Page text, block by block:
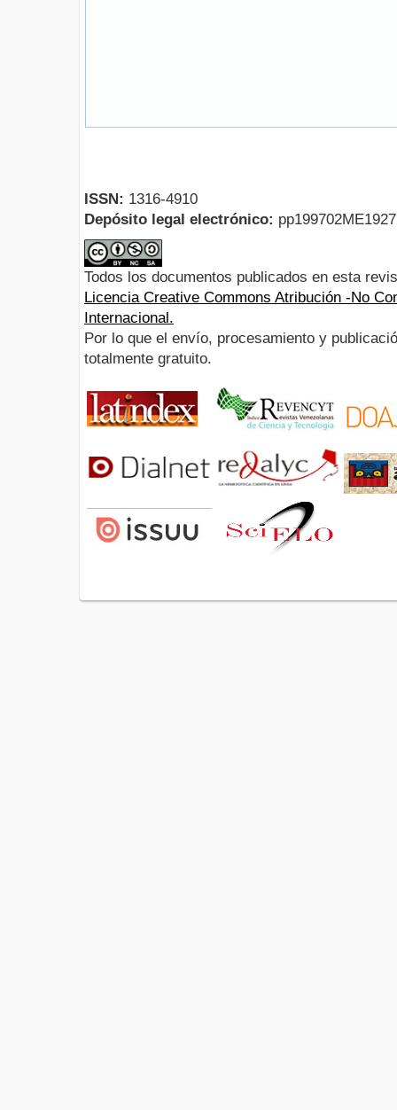
ISSN: 1316-4910
Depósito legal electrónico:
Todos los documentos publicados en esta
Licencia Creative Commons Atribución -No
Internacional.
Por lo que el envío, procesamiento y
totalmente gratuito.